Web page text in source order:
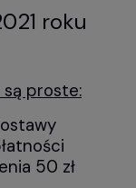
roku
proste:
50 zł